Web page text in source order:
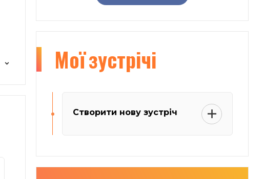
Моїзустрічі
Створити нову зустріч